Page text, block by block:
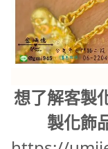
想了解客製
製化飾